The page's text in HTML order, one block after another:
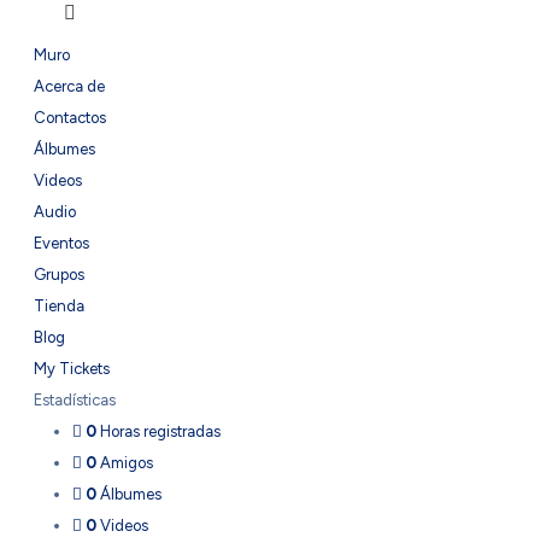
Muro
Acerca de
Contactos
Álbumes
Videos
Audio
Eventos
Grupos
Tienda
Blog
My Tickets
Estadísticas
0 Horas registradas
0 Amigos
0 Álbumes
0 Videos